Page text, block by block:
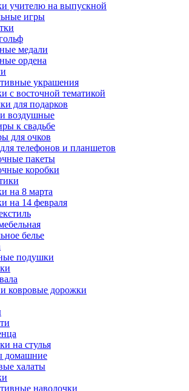
учителю на выпускной
игры
медали
ордена
украшения
с восточной тематикой
для подарков
воздушные
к свадьбе
для очков
телефонов и планшетов
пакеты
коробки
на 8 марта
на 14 февраля
белье
подушки
ковровые дорожки
на стулья
домашние
халаты
наволочки